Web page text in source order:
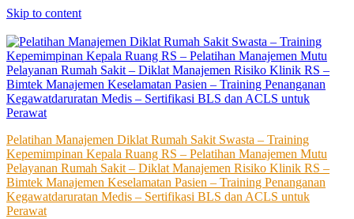
Skip to content
Pelatihan Manajemen Diklat Rumah Sakit Swasta – Training
Kepemimpinan Kepala Ruang RS – Pelatihan Manajemen Mutu
Pelayanan Rumah Sakit – Diklat Manajemen Risiko Klinik RS –
Bimtek Manajemen Keselamatan Pasien – Training Penanganan
Kegawatdaruratan Medis – Sertifikasi BLS dan ACLS untuk
Perawat